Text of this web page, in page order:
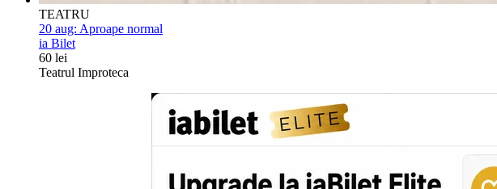
TEATRU
20 aug: Aproape normal
ia Bilet
60 lei
Teatrul Improteca